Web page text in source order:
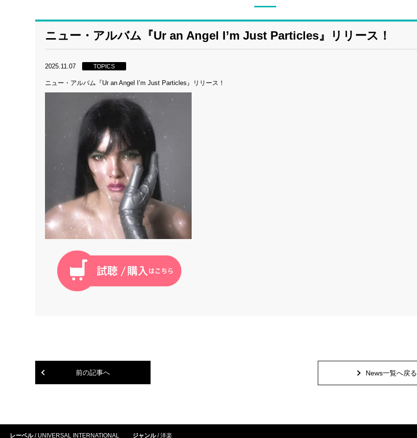
ニュー・アルバム『Ur an Angel I’m Just Particles』リリース！
2025.11.07 TOPICS
ニュー・アルバム『Ur an Angel I’m Just Particles』リリース！
前の記事へ News一覧へ戻る
レーベル UNIVERSAL INTERNATIONAL ジャンル 洋楽